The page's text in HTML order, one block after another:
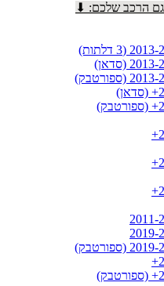
הרכב שלכם: ⬇